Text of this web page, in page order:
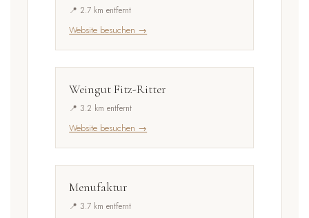
📍 2.7 km entfernt
Website besuchen →
Weingut Fitz-Ritter
📍 3.2 km entfernt
Website besuchen →
Menufaktur
📍 3.7 km entfernt